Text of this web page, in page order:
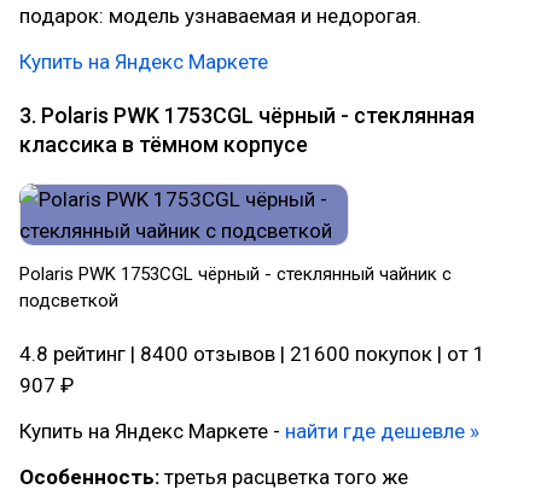
подарок: модель узнаваемая и недорогая.
Купить на Яндекс Маркете
3. Polaris PWK 1753CGL чёрный - стеклянная
классика в тёмном корпусе
Polaris PWK 1753CGL чёрный - стеклянный чайник с
подсветкой
4.8 рейтинг | 8400 отзывов | 21600 покупок | от 1
907 ₽
Купить на Яндекс Маркете - найти где дешевле »
Особенность: третья расцветка того же